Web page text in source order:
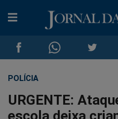
Compartilhar
no
Compartilhar
no
no
POLÍCIA
URGENTE: